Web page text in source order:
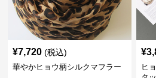
¥7,720 (税込)
華やかヒョウ柄シルクマフラー
¥
ヒ